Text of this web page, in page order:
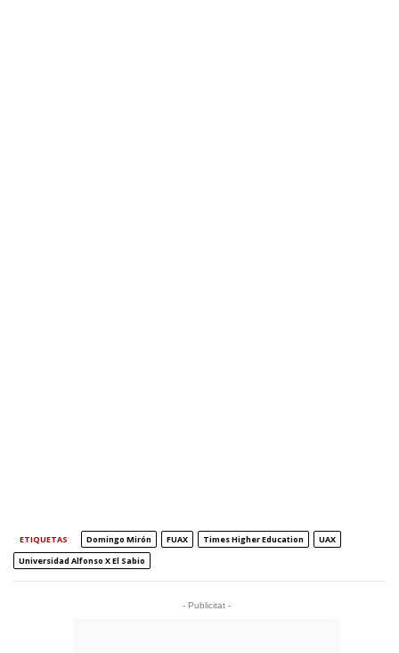
ETIQUETAS Domingo Mirón FUAX Times Higher Education
UAX
Universidad Alfonso X El Sabio
- Publicitat -